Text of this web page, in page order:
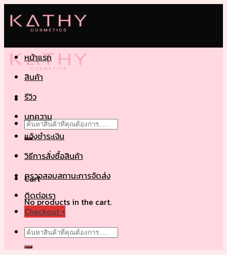
content
Search
for:
Cart
No products in the cart.
หน้าแรก
สินค้า
รีวิว
บทความ
แจ้งชำระเงิน
วิธีการสั่งซื้อสินค้า
ตรวจสอบสถานะการจัดส่ง
ติดต่อเรา
Checkout +
Search
for: